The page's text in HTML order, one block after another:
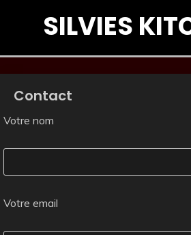
SILVIES
Contact
Votre nom
Votre email